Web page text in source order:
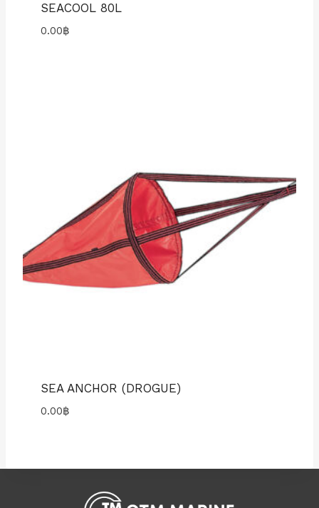
SEACOOL 80L
0.00฿
SEA ANCHOR (DROGUE)
0.00฿